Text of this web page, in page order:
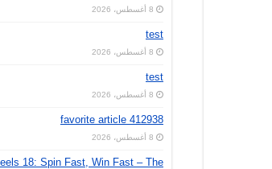
8 أغسطس، 2026
test
8 أغسطس، 2026
test
8 أغسطس، 2026
favorite article 412938
8 أغسطس، 2026
18: Spin Fast, Win Fast – The